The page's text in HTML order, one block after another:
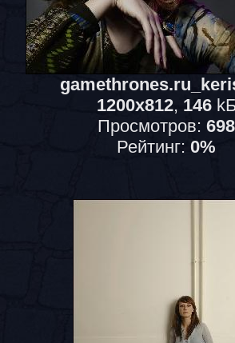
1200x812, 146
Просмотров: 698
Рейтинг: 0%